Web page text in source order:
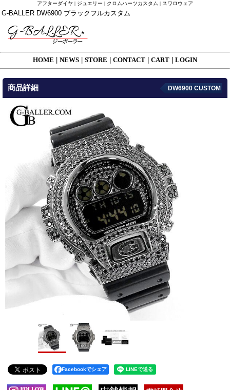
アフターダイヤ | ジュエリー | クロムハーツカスタム | スワロウェア
G-BALLER DW6900 ブラックフルカスタム
HOME NEWS STORE CONTACT CART LOGIN
商品詳細 DW6900 CUSTOM
Facebookでシェア